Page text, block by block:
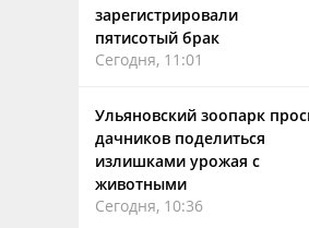
зарегистрировали
пятисотый брак
Сегодня, 11:01
Ульяновский зоопарк
дачников поделиться
излишками урожая с
животными
Сегодня, 10:36